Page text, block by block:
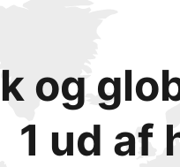
og
1 ud af